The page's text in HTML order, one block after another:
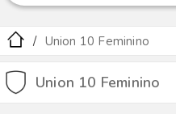
Union 10 Feminino
Union 10 Feminino